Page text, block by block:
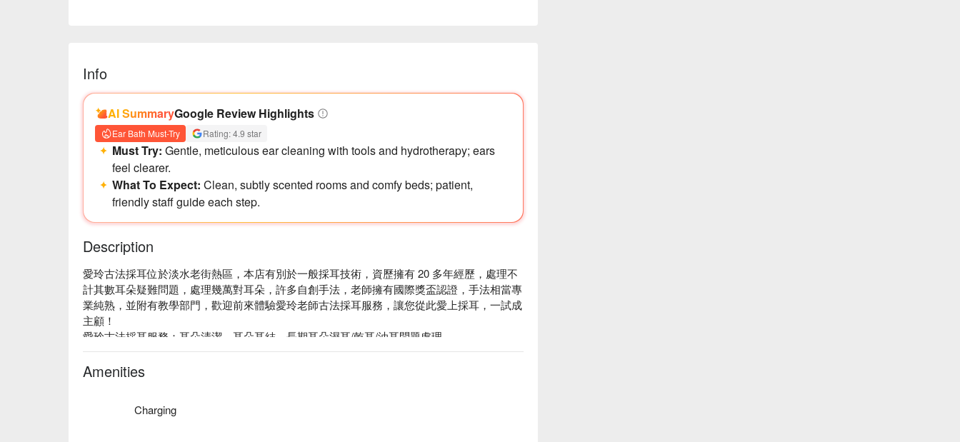
Info
AI SummaryGoogle Review Highlights
Ear Bath Must-Try Rating: 4.9 star
Must Try: Gentle, meticulous ear cleaning with tools and hydrotherapy; ears
feel clearer.
What To Expect: Clean, subtly scented rooms and comfy beds; patient,
friendly staff guide each step.
Description
愛玲古法採耳位於淡水老街熱區，本店有別於一般採耳技術，資歷擁有 20 多年經歷，處理不
計其數耳朵疑難問題，處理幾萬對耳朵，許多自創手法，老師擁有國際獎盃認證，手法相當專
業純熟，並附有教學部門，歡迎前來體驗愛玲老師古法採耳服務，讓您從此愛上採耳，一試成
主顧！
愛玲古法採耳服務：耳朵清潔、耳朵耳結、長期耳朵濕耳/乾耳/油耳問題處理。
愛玲古法採耳推薦：賽神仙精緻採耳、無痛巧取耳結、耳根清淨、放鬆舒壓、神清氣爽，疑難
雜耳就交給愛玲古法專業採耳！
愛玲古法採價格立刻查看 ⬇️
Amenities
Charging